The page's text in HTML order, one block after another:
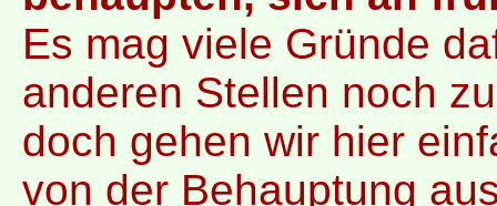
Es mag viele Gründe
anderen Stellen noch
doch gehen wir hier
von der Behauptung